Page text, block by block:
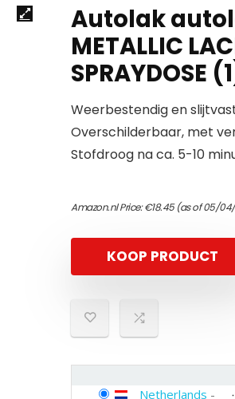
Autolak
METALLIC
SPRAYDOSE
Weerbestendig en
Overschilderbaar, met
Stofdroog na ca. 5-10
Amazon.nl Price:€18.45(as of 05/04/
KOOP PRODUCT
Netherlands -